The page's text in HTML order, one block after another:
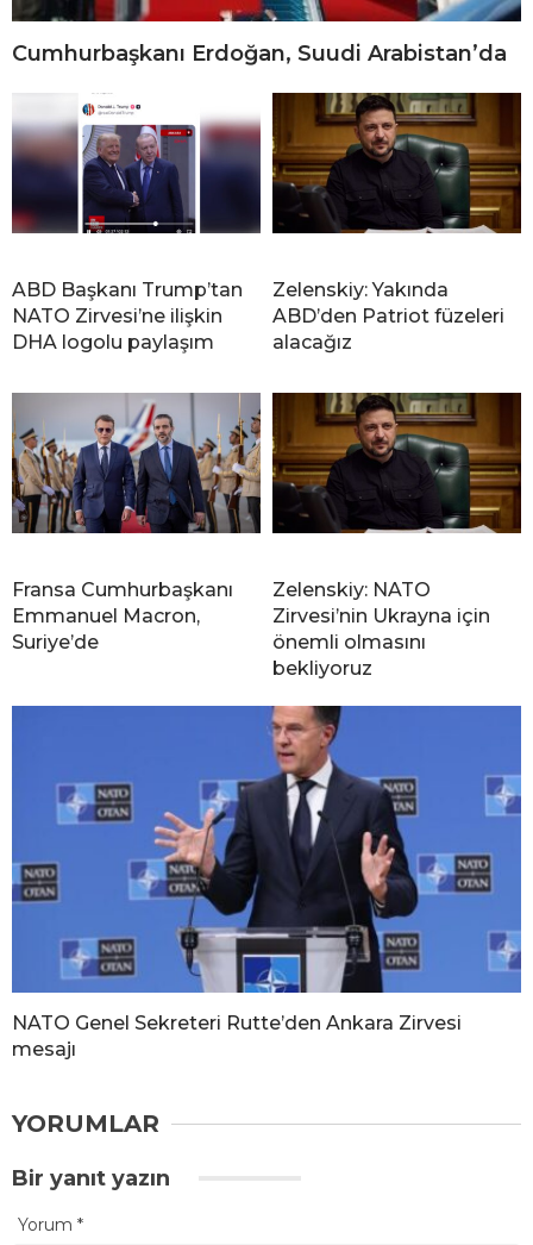
Cumhurbaşkanı Erdoğan, Suudi Arabistan’da
ABD Başkanı Trump’tan
NATO Zirvesi’ne ilişkin
DHA logolu paylaşım
Zelenskiy: Yakında
ABD’den Patriot füzeleri
alacağız
Fransa Cumhurbaşkanı
Emmanuel Macron,
Suriye’de
Zelenskiy: NATO
Zirvesi’nin Ukrayna için
önemli olmasını
bekliyoruz
NATO Genel Sekreteri Rutte’den Ankara Zirvesi
mesajı
YORUMLAR
Bir yanıt yazın
Yorum *